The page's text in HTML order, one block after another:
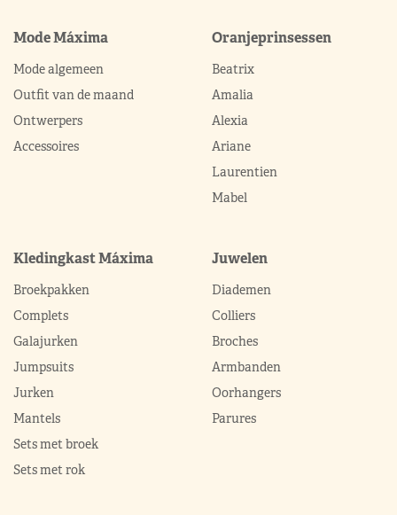
Mode Máxima
Mode algemeen
Outfit van de maand
Ontwerpers
Accessoires
Oranjeprinsessen
Beatrix
Amalia
Alexia
Ariane
Laurentien
Mabel
Kledingkast Máxima
Broekpakken
Complets
Galajurken
Jumpsuits
Jurken
Mantels
Sets met broek
Sets met rok
Juwelen
Diademen
Colliers
Broches
Armbanden
Oorhangers
Parures